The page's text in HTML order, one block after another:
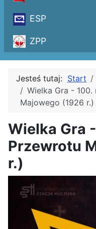
ESP
ZPP
Jesteś tutaj: Start
Wielka Gra -
Majowego (1926 r.)
Wielka Gra
Przewrotu
r.)